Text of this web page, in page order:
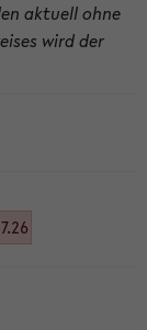
aktuell ohne
wird der